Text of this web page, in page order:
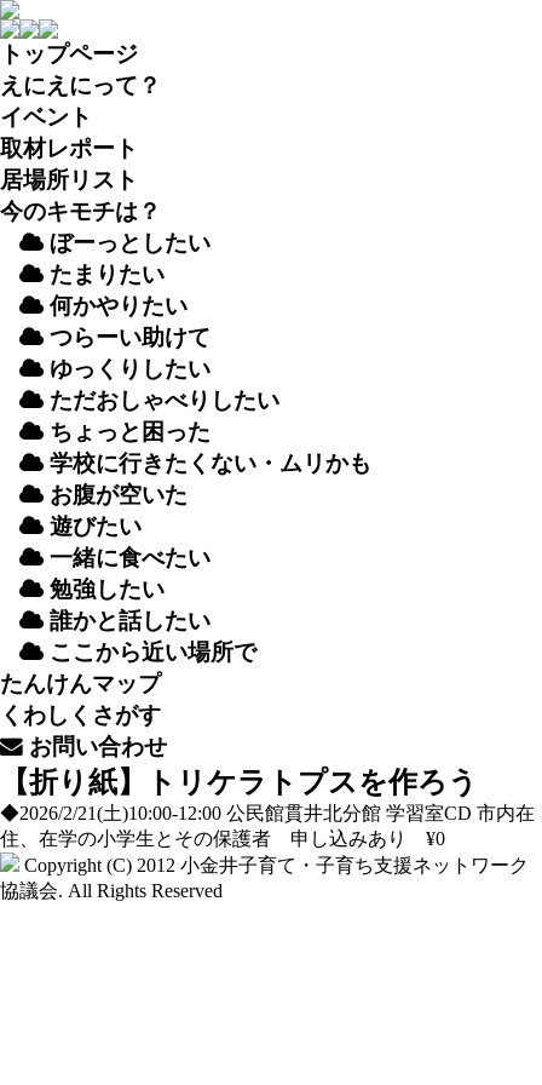
トップページ
えにえにって？
イベント
取材レポート
居場所リスト
今のキモチは？
ぼーっとしたい
たまりたい
何かやりたい
つらーい助けて
ゆっくりしたい
ただおしゃべりしたい
ちょっと 困 った
学校に行きたくない・ムリかも
お腹が空いた
遊びたい
一緒に食べたい
勉強したい
誰かと話したい
ここから近い場所で
たんけんマップ
くわしくさがす
お問い合わせ
【折り紙】トリケラトプスを作ろう
◆2026/2/21(土)10:00-12:00 公民館貫井北分館 学習室CD 市内在
住、在学の小学生とその保護者 申し込みあり ¥0
Copyright (C) 2012 小金井子育て・子育ち支援ネットワーク
協議会. All Rights Reserved